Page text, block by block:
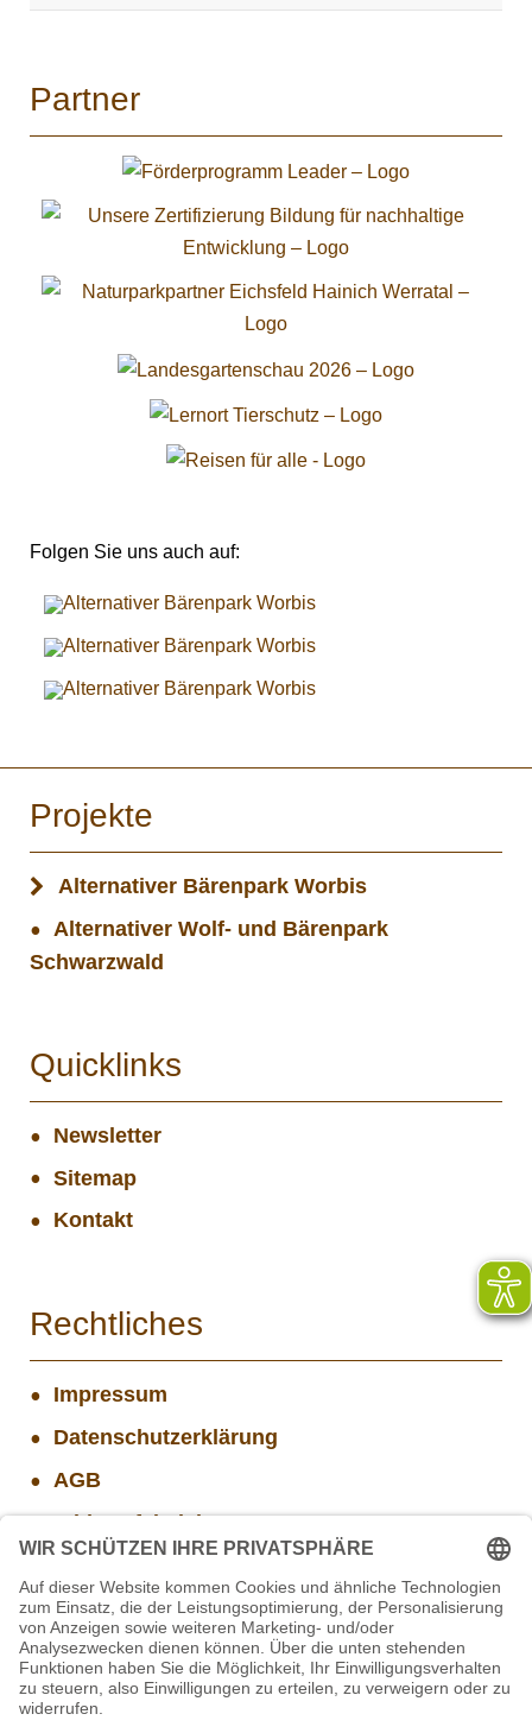
Partner
Folgen Sie uns auch auf:
Projekte
Alternativer Bärenpark Worbis
Alternativer Wolf- und Bärenpark
Schwarzwald
Quicklinks
Newsletter
Sitemap
Kontakt
Rechtliches
Impressum
Datenschutzerklärung
AGB
Widerrufsbelehrung
Aktuelle Stellenangebote